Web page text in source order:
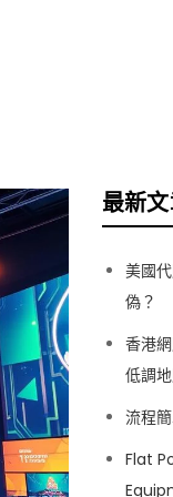
最新
美國
偽？
香港
低調
流程
Flat